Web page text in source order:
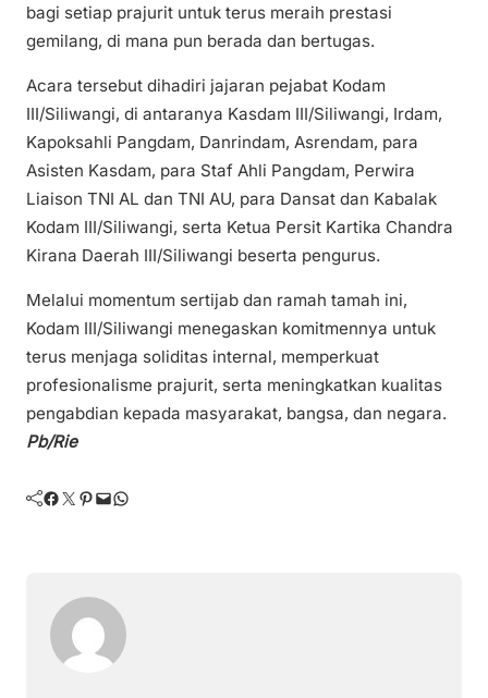
bagi setiap prajurit untuk terus meraih prestasi
gemilang, di mana pun berada dan bertugas.
Acara tersebut dihadiri jajaran pejabat Kodam
III/Siliwangi, di antaranya Kasdam III/Siliwangi, Irdam,
Kapoksahli Pangdam, Danrindam, Asrendam, para
Asisten Kasdam, para Staf Ahli Pangdam, Perwira
Liaison TNI AL dan TNI AU, para Dansat dan Kabalak
Kodam III/Siliwangi, serta Ketua Persit Kartika Chandra
Kirana Daerah III/Siliwangi beserta pengurus.
Melalui momentum sertijab dan ramah tamah ini,
Kodam III/Siliwangi menegaskan komitmennya untuk
terus menjaga soliditas internal, memperkuat
profesionalisme prajurit, serta meningkatkan kualitas
pengabdian kepada masyarakat, bangsa, dan negara.
Pb/Rie
Facebook Twitter Pinterest Mail WhatsApp